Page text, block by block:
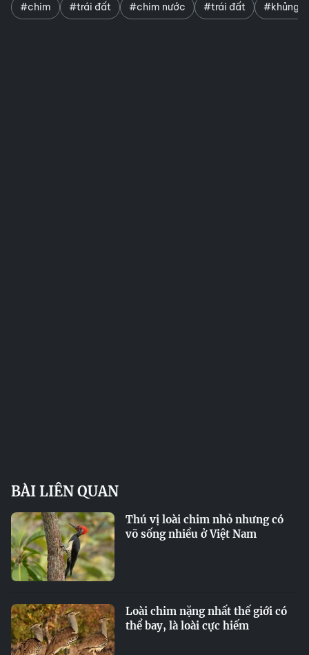
#chim #trái đất #chim nước #trái đất #khủng
BÀI LIÊN QUAN
Thú vị loài chim nhỏ nhưng có
võ sống nhiều ở Việt Nam
Loài chim nặng nhất thế giới có
thể bay, là loài cực hiếm